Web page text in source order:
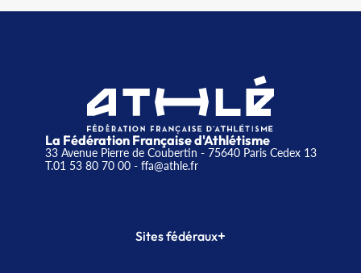
La Fédération Française d'Athlétisme
33 Avenue Pierre de Coubertin - 75640 Paris Cedex 13
T.01 53 80 70 00- ffa@athle.fr
Sites fédéraux+